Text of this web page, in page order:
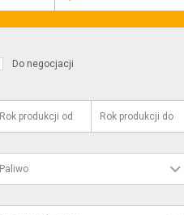
Do negocjacji
Rok produkcji od Rok produkcji do
Paliwo